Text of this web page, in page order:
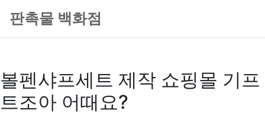
판촉물 백화점
볼펜샤프세트 제작 쇼핑몰 기프
트조아 어때요?